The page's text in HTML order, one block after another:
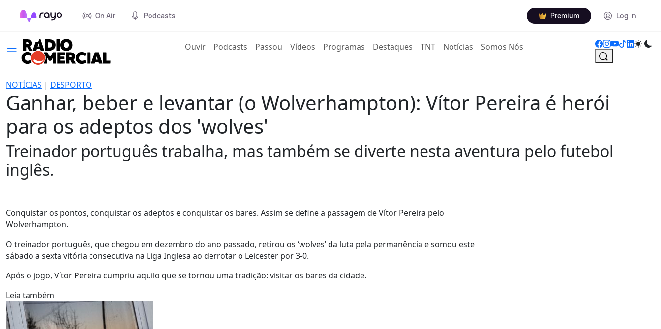
On Air Podcasts Premium Log in
Ouvir(current)
Podcasts Passou Vídeos Programas Destaques TNT Notícias Somos Nós
NOTÍCIAS | DESPORTO
Ganhar, beber e levantar (o Wolverhampton): Vítor Pereira é herói
para os adeptos dos 'wolves'
Treinador português trabalha, mas também se diverte nesta aventura pelo futebol
inglês.
Conquistar os pontos, conquistar os adeptos e conquistar os bares. Assim se define a passagem de Vítor Pereira pelo
Wolverhampton.
O treinador português, que chegou em dezembro do ano passado, retirou os ‘wolves’ da luta pela permanência e somou este
sábado a sexta vitória consecutiva na Liga Inglesa ao derrotar o Leicester por 3-0.
Após o jogo, Vítor Pereira cumpriu aquilo que se tornou uma tradição: visitar os bares da cidade.
Leia também